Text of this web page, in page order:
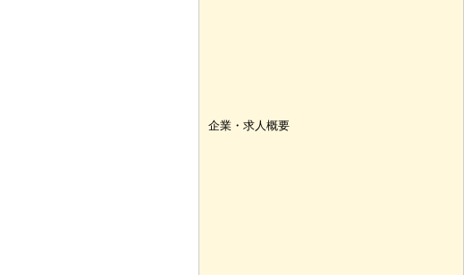
企業・求人概要